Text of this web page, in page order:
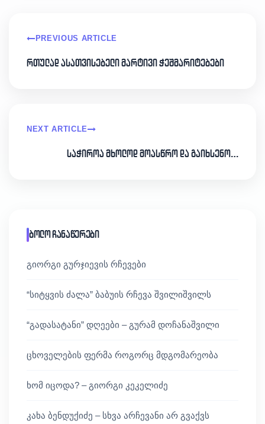
PREVIOUS ARTICLE
რთულად ასათვისებელი მარტივი ჭეშმარიტებები
NEXT ARTICLE
საჭიროა მხოლოდ მოასწრო და გაიხსენო…
ბოლო ჩანაწერები
გიორგი გურჯიევის რჩევები
“სიტყვის ძალა” ბაბუის რჩევა შვილიშვილს
“გადასატანი” დღეები – გურამ დოჩანაშვილი
ცხოველების ფერმა როგორც მდგომარეობა
ხომ იცოდა? – გიორგი კეკელიძე
კახა ბენდუქიძე – სხვა არჩევანი არ გვაქვს